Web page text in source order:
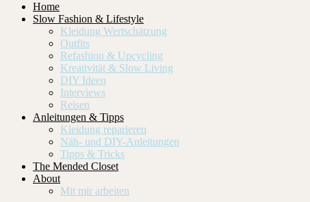
Home
Slow Fashion & Lifestyle
Kleidung Wertschätzung
Outfits
Refashion & Upcycling
Kreativität & Slow Living
DIY Ideen
Interviews
Reisen
Anleitungen & Tipps
Kleidung reparieren
Näh- und DIY-Anleitungen
Tipps & Tricks
The Mended Closet
About
Mit mir arbeiten